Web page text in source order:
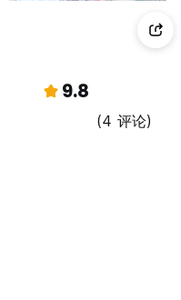
9.8
(4 评论)